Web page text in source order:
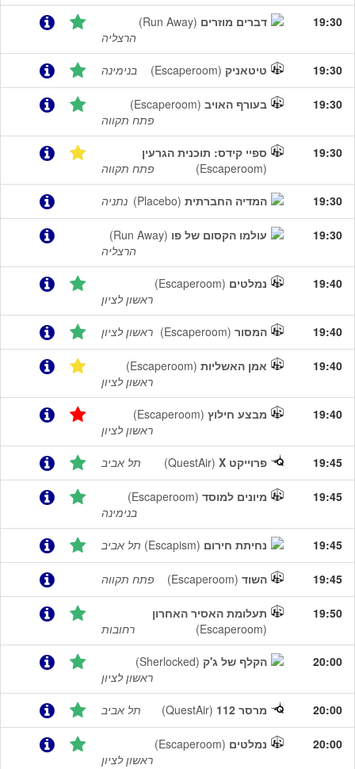
19:30 דברים מוזרים (Run Away)
הרצליה
19:30 טיטאניק (Escaperoom) בנימינה
19:30 בעורף האויב (Escaperoom)
פתח תקווה
19:30
ספיי קידס: תוכנית הגרעין
(Escaperoom)
פתח תקווה
19:30 המדיה החברתית (Placebo) נתניה
19:30 עולמו הקסום של פו (Run Away)
הרצליה
19:40 נמלטים (Escaperoom)
ראשון לציון
19:40 המסור (Escaperoom) ראשון לציון
19:40 אמן האשליות (Escaperoom)
ראשון לציון
19:40 מבצע חילוץ (Escaperoom)
ראשון לציון
19:45 פרוייקט X (QuestAir) תל אביב
19:45 מיונים למוסד (Escaperoom)
בנימינה
19:45 נחיתת חירום (Escapism) תל אביב
19:45 השוד (Escaperoom) פתח תקווה
19:50
תעלומת האסיר האחרון
(Escaperoom)
רחובות
20:00 הקלף של ג'ק (Sherlocked)
ראשון לציון
20:00 מרסר 112 (QuestAir) תל אביב
20:00 נמלטים (Escaperoom)
ראשון לציון